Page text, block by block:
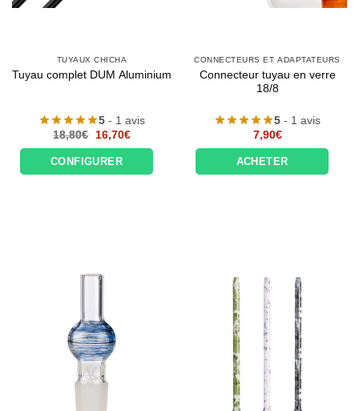
TUYAUX CHICHA
Tuyau complet DUM Aluminium
5 - 1 avis
18,80€
Le
initial
était :
18,80€.
16,70€Le
actuel
16,70€.
CONFIGURER
CONNECTEURS ET ADAPTATEURS
Connecteur tuyau en verre
18/8
5 - 1 avis
7,90€
ACHETER